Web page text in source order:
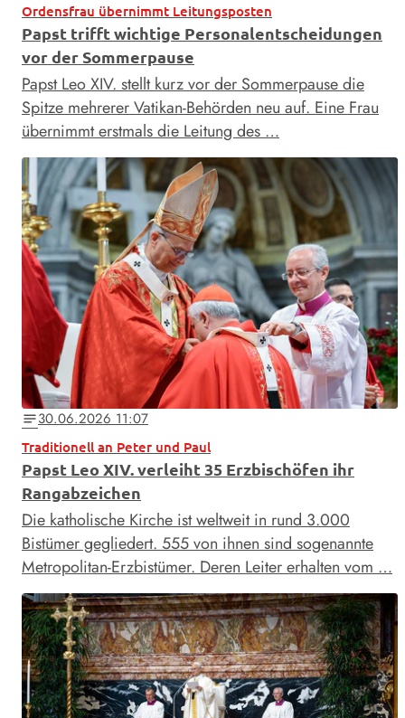
Ordensfrau übernimmt Leitungsposten
Papst trifft wichtige Personalentscheidungen
vor der Sommerpause
Papst Leo XIV. stellt kurz vor der Sommerpause die
Spitze mehrerer Vatikan-Behörden neu auf. Eine Frau
übernimmt erstmals die Leitung des …
notes30.06.2026 11:07
Traditionell an Peter und Paul
Papst Leo XIV. verleiht 35 Erzbischöfen ihr
Rangabzeichen
Die katholische Kirche ist weltweit in rund 3.000
Bistümer gegliedert. 555 von ihnen sind sogenannte
Metropolitan-Erzbistümer. Deren Leiter erhalten vom …